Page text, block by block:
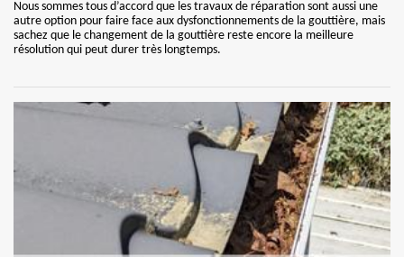
Nous sommes tous d’accord que les travaux de réparation sont aussi une
autre option pour faire face aux dysfonctionnements de la gouttière, mais
sachez que le changement de la gouttière reste encore la meilleure
résolution qui peut durer très longtemps.